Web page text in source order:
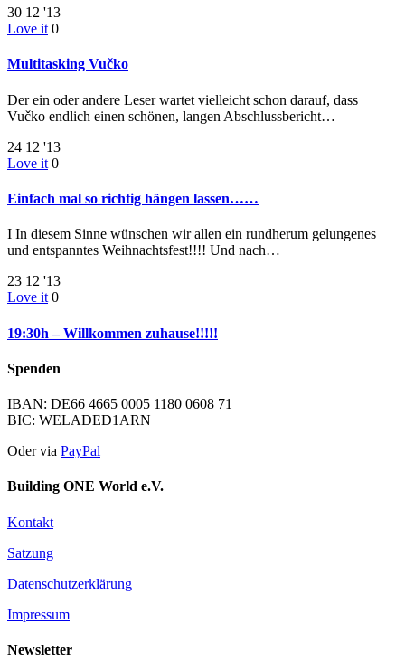
30 12 '13
Love it 0
Multitasking Vučko
Der ein oder andere Leser wartet vielleicht schon darauf, dass
Vučko endlich einen schönen, langen Abschlussbericht…
24 12 '13
Love it 0
Einfach mal so richtig hängen lassen……
I In diesem Sinne wünschen wir allen ein rundherum gelungenes
und entspanntes Weihnachtsfest!!!! Und nach…
23 12 '13
Love it 0
19:30h – Willkommen zuhause!!!!!
Spenden
IBAN: DE66 4665 0005 1180 0608 71
BIC: WELADED1ARN
Oder via PayPal
Building ONE World e.V.
Kontakt
Satzung
Datenschutzerklärung
Impressum
Newsletter